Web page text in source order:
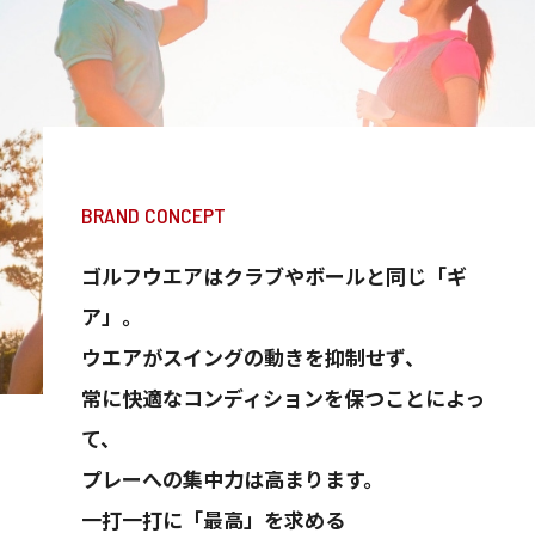
BRAND CONCEPT
ゴルフウエアはクラブやボールと同じ「ギ
ア」。
ウエアがスイングの動きを抑制せず、
常に快適なコンディションを保つことによっ
て、
プレーへの集中力は高まります。
一打一打に「最高」を求める